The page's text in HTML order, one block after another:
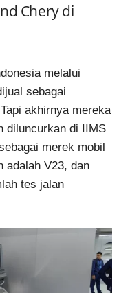
Chery di
melalui
sebagai
akhirnya mereka
diluncurkan di IIMS
merek mobil
adalah V23, dan
tes jalan